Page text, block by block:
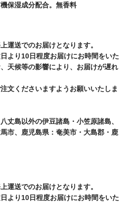
保湿成分配合。無香料
運送でのお届けとなります。
より10日程度お届けにお時間をいた
天候等の影響により、お届けが遅れ
文くださいますようお願いいたしま
丈島以外の伊豆諸島・小笠原諸島、
市、鹿児島県：奄美市・大島郡・鹿
運送でのお届けとなります。
より10日程度お届けにお時間をいた